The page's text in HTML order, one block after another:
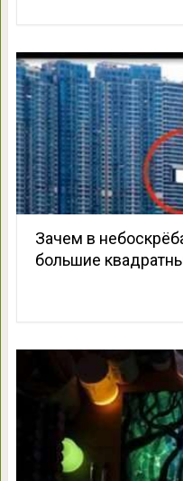
Зачем в
большие